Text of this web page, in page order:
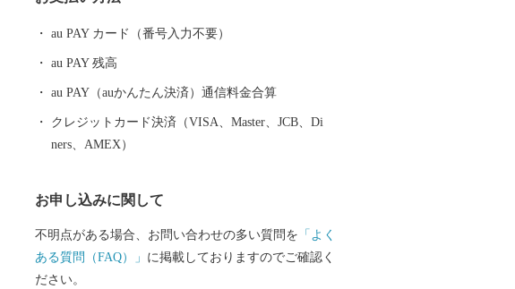
au PAY カード（番号入力不要）
au PAY 残高
au PAY（auかんたん決済）通信料金合算
クレジットカード決済（VISA、Master、JCB、Di
ners、AMEX）
お申し込みに関して
不明点がある場合、お問い合わせの多い質問を 「よく
ある質問（FAQ）」 に掲載しておりますのでご確認く
ださい。